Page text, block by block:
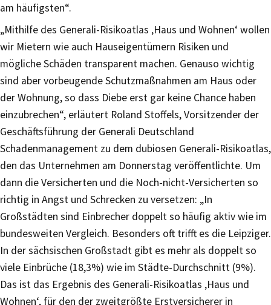
am häufigsten“.
„Mithilfe des Generali-Risikoatlas ‚Haus und Wohnen‘ wollen
wir Mietern wie auch Hauseigentümern Risiken und
mögliche Schäden transparent machen. Genauso wichtig
sind aber vorbeugende Schutzmaßnahmen am Haus oder
der Wohnung, so dass Diebe erst gar keine Chance haben
einzubrechen“, erläutert Roland Stoffels, Vorsitzender der
Geschäftsführung der Generali Deutschland
Schadenmanagement zu dem dubiosen Generali-Risikoatlas,
den das Unternehmen am Donnerstag veröffentlichte. Um
dann die Versicherten und die Noch-nicht-Versicherten so
richtig in Angst und Schrecken zu versetzen: „In
Großstädten sind Einbrecher doppelt so häufig aktiv wie im
bundesweiten Vergleich. Besonders oft trifft es die Leipziger.
In der sächsischen Großstadt gibt es mehr als doppelt so
viele Einbrüche (18,3%) wie im Städte-Durchschnitt (9%).
Das ist das Ergebnis des Generali-Risikoatlas ‚Haus und
Wohnen‘, für den der zweitgrößte Erstversicherer in